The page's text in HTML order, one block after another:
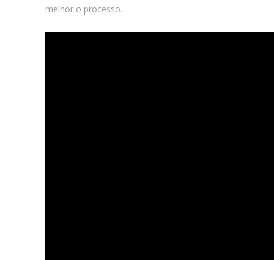
melhor o processo.